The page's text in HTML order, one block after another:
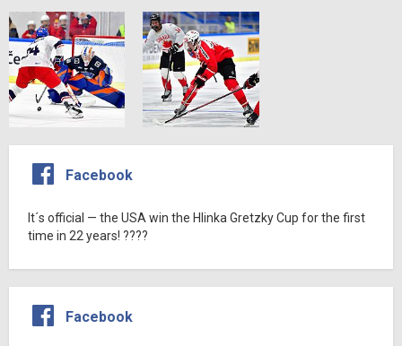
Facebook
It´s official — the USA win the Hlinka Gretzky Cup for the first
time in 22 years! ????
Facebook